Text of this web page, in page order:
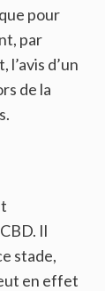
pour
par
d’un
de la
Il
stade,
en effet